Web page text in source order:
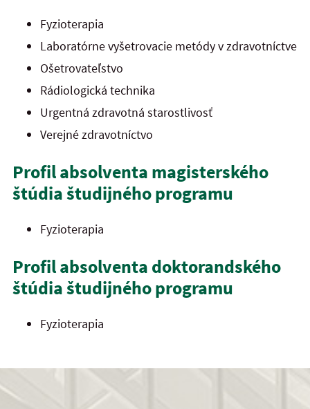
Fyzioterapia
Laboratórne vyšetrovacie metódy v zdravotníctve
Ošetrovateľstvo
Rádiologická technika
Urgentná zdravotná starostlivosť
Verejné zdravotníctvo
Profil absolventa magisterského
štúdia študijného programu
Fyzioterapia
Profil absolventa doktorandského
štúdia študijného programu
Fyzioterapia